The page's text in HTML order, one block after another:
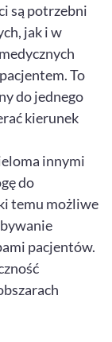
są potrzebni
jak i w
To
do jednego
kierunek
innymi
do
temu możliwe
pacjentów.